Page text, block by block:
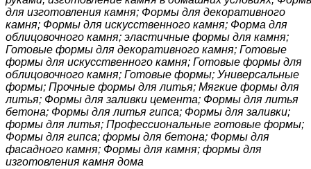
для изготовления камня; Формы для декоративного
камня; Формы для искусственного камня; Форма для
облицовочного камня; эластичные формы для камня;
Готовые формы для декоративного камня; Готовые
формы для искусственного камня; Готовые формы для
облицовочного камня; Готовые формы; Универсальные
формы; Прочные формы для литья; Мягкие формы для
литья; Формы для заливки цемента; Формы для литья
бетона; Формы для литья гипса; Формы для заливки;
формы для литья; Профессиональные готовые формы;
Формы для гипса; формы для бетона; Формы для
фасадного камня; Формы для камня; формы для
изготовления камня дома